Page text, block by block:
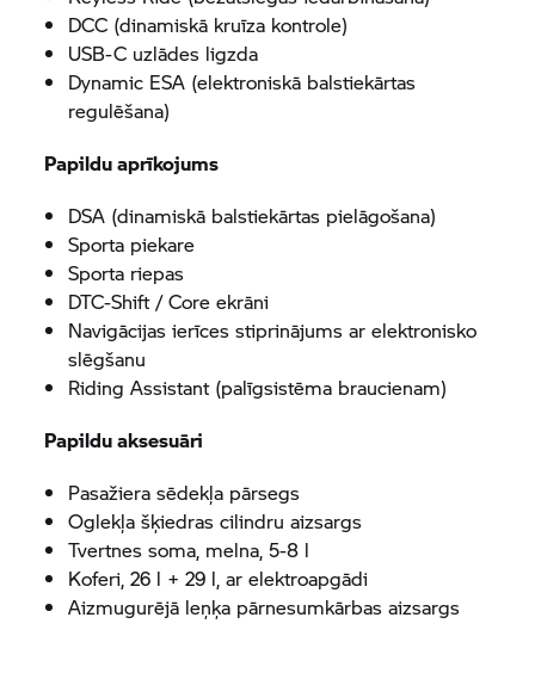
DCC (dinamiskā kruīza kontrole)
USB-C uzlādes ligzda
Dynamic ESA (elektroniskā balstiekārtas
regulēšana)
Papildu aprīkojums
DSA (dinamiskā balstiekārtas pielāgošana)
Sporta piekare
Sporta riepas
DTC-Shift / Core ekrāni
Navigācijas ierīces stiprinājums ar elektronisko
slēgšanu
Riding Assistant (palīgsistēma braucienam)
Papildu aksesuāri
Pasažiera sēdekļa pārsegs
Oglekļa šķiedras cilindru aizsargs
Tvertnes soma, melna, 5-8 l
Koferi, 26 l + 29 l, ar elektroapgādi
Aizmugurējā leņķa pārnesumkārbas aizsargs